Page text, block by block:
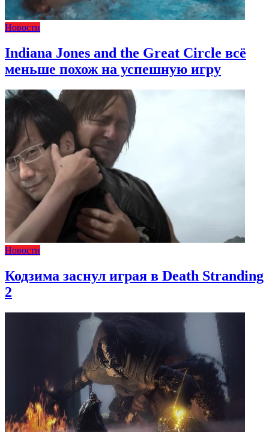
Новости
Indiana Jones and the Great Circle всё
меньше похож на успешную игру
Новости
Кодзима заснул играя в Death Stranding
2